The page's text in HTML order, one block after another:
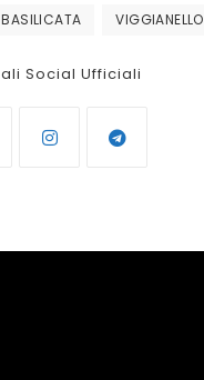
BASILICATA VIGGIANELLO
Social Ufficiali